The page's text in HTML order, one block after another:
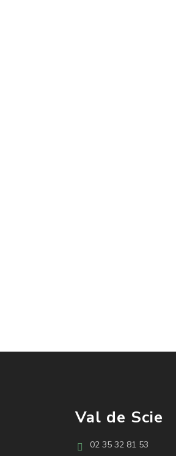
Val de Scie
02 35 32 81 53